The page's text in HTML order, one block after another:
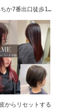
か7番出口徒歩1
からリセットする